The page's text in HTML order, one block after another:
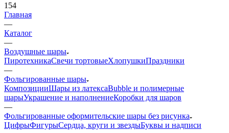
154
Главная
—
Каталог
—
Воздушные шары
ПиротехникаСвечи тортовыеХлопушкиПраздники
—
Фольгированные шары
КомпозицииШары из латексаBubble и полимерные
шарыУкрашение и наполнениеКоробки для шаров
—
Фольгированные оформительские шары без рисунка
ЦифрыФигурыСердца, круги и звездыБуквы и надписи